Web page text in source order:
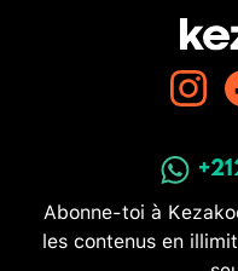
Abonne-toi à
les contenus en